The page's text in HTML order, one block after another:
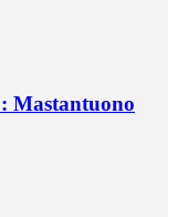
Mastantuono